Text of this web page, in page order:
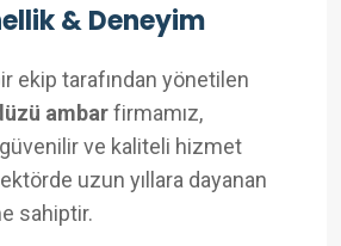
& Deneyim
ekip tarafından yönetilen
ambarfirmamız,
ve kaliteli hizmet
uzun yıllara dayanan
sahiptir.